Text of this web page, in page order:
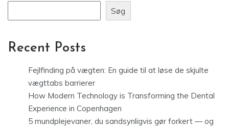
Søg
Recent Posts
Fejlfinding på vægten: En guide til at løse de skjulte
vægttabs barrierer
How Modern Technology is Transforming the Dental
Experience in Copenhagen
5 mundplejevaner, du sandsynligvis gør forkert — og